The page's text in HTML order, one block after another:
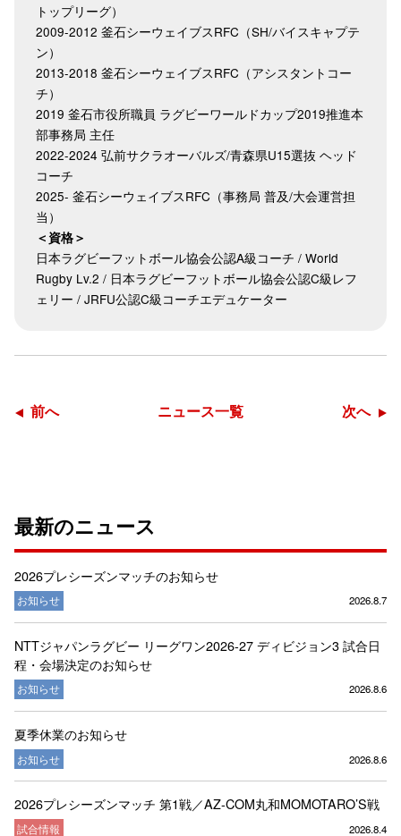
トップリーグ）
2009-2012 釜石シーウェイブスRFC（SH/バイスキャプテ
ン）
2013-2018 釜石シーウェイブスRFC（アシスタントコー
チ）
2019 釜石市役所職員 ラグビーワールドカップ2019推進本
部事務局 主任
2022-2024 弘前サクラオーバルズ/青森県U15選抜 ヘッド
コーチ
2025- 釜石シーウェイブスRFC（事務局 普及/大会運営担
当）
＜資格＞
日本ラグビーフットボール協会公認A級コーチ / World
Rugby Lv.2 / 日本ラグビーフットボール協会公認C級レフ
ェリー / JRFU公認C級コーチエデュケーター
前へ ニュース一覧 次へ
最新のニュース
2026プレシーズンマッチのお知らせ
お知らせ 2026.8.7
NTTジャパンラグビー リーグワン2026-27 ディビジョン3 試合日
程・会場決定のお知らせ
お知らせ 2026.8.6
夏季休業のお知らせ
お知らせ 2026.8.6
2026プレシーズンマッチ 第1戦／AZ-COM丸和MOMOTARO’S戦
試合情報 2026.8.4